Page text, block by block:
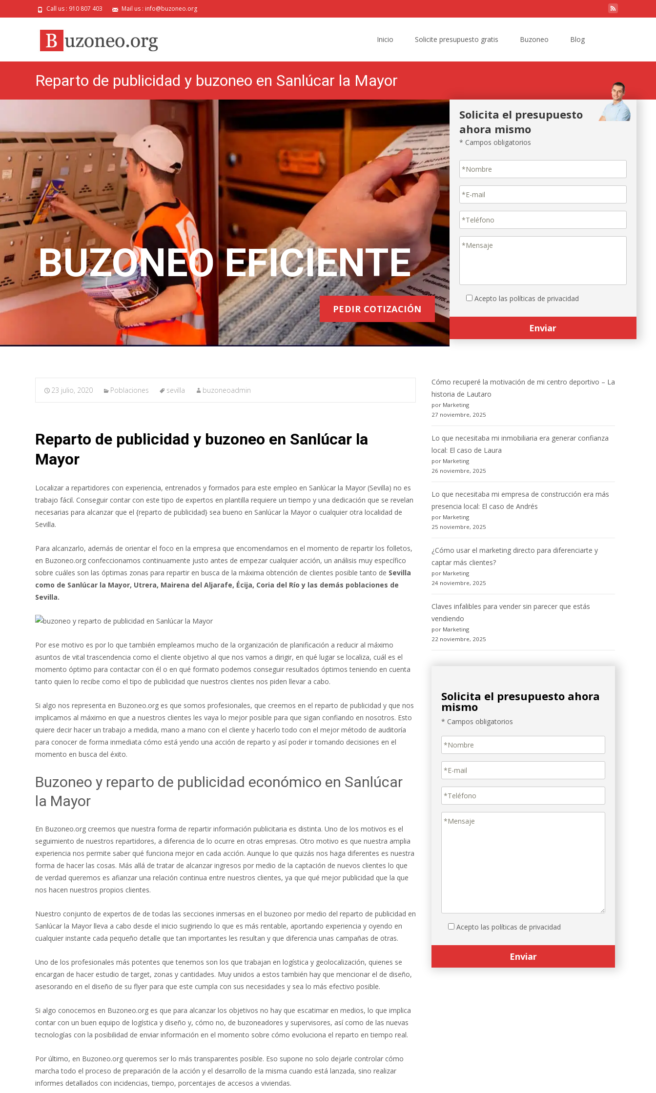
Call us : 910 807 403 Mail us : info@buzoneo.org
Inicio Solicite presupuesto gratis Buzoneo Blog
Reparto de publicidad y buzoneo en Sanlúcar la Mayor
BUZONEO EFICIENTE
PEDIR COTIZACIÓN
Solicita el presupuesto
ahora mismo
* Campos obligatorios
Acepto las políticas de privacidad
23 julio, 2020 Poblaciones sevilla buzoneoadmin
Reparto de publicidad y buzoneo en Sanlúcar la
Mayor
Localizar a repartidores con experiencia, entrenados y formados para este empleo en Sanlúcar la Mayor (Sevilla) no es
trabajo fácil. Conseguir contar con este tipo de expertos en plantilla requiere un tiempo y una dedicación que se revelan
necesarias para alcanzar que el {reparto de publicidad} sea bueno en Sanlúcar la Mayor o cualquier otra localidad de
Sevilla.
Para alcanzarlo, además de orientar el foco en la empresa que encomendamos en el momento de repartir los folletos,
en Buzoneo.org confeccionamos continuamente justo antes de empezar cualquier acción, un análisis muy específico
sobre cuáles son las óptimas zonas para repartir en busca de la máxima obtención de clientes posible tanto de Sevilla
como de Sanlúcar la Mayor, Utrera, Mairena del Aljarafe, Écija, Coria del Río y las demás poblaciones de
Sevilla.
Por ese motivo es por lo que también empleamos mucho de la organización de planificación a reducir al máximo
asuntos de vital trascendencia como el cliente objetivo al que nos vamos a dirigir, en qué lugar se localiza, cuál es el
momento óptimo para contactar con él o en qué formato podemos conseguir resultados óptimos teniendo en cuenta
tanto quien lo recibe como el tipo de publicidad que nuestros clientes nos piden llevar a cabo.
Si algo nos representa en Buzoneo.org es que somos profesionales, que creemos en el reparto de publicidad y que nos
implicamos al máximo en que a nuestros clientes les vaya lo mejor posible para que sigan confiando en nosotros. Esto
quiere decir hacer un trabajo a medida, mano a mano con el cliente y hacerlo todo con el mejor método de auditoría
para conocer de forma inmediata cómo está yendo una acción de reparto y así poder ir tomando decisiones en el
momento en busca del éxito.
Buzoneo y reparto de publicidad económico en Sanlúcar
la Mayor
En Buzoneo.org creemos que nuestra forma de repartir información publicitaria es distinta. Uno de los motivos es el
seguimiento de nuestros repartidores, a diferencia de lo ocurre en otras empresas. Otro motivo es que nuestra amplia
experiencia nos permite saber qué funciona mejor en cada acción. Aunque lo que quizás nos haga diferentes es nuestra
forma de hacer las cosas. Más allá de tratar de alcanzar ingresos por medio de la captación de nuevos clientes lo que
de verdad queremos es afianzar una relación continua entre nuestros clientes, ya que qué mejor publicidad que la que
nos hacen nuestros propios clientes.
Nuestro conjunto de expertos de de todas las secciones inmersas en el buzoneo por medio del reparto de publicidad en
Sanlúcar la Mayor lleva a cabo desde el inicio sugiriendo lo que es más rentable, aportando experiencia y oyendo en
cualquier instante cada pequeño detalle que tan importantes les resultan y que diferencia unas campañas de otras.
Uno de los profesionales más potentes que tenemos son los que trabajan en logística y geolocalización, quienes se
encargan de hacer estudio de target, zonas y cantidades. Muy unidos a estos también hay que mencionar el de diseño,
asesorando en el diseño de su flyer para que este cumpla con sus necesidades y sea lo más efectivo posible.
Si algo conocemos en Buzoneo.org es que para alcanzar los objetivos no hay que escatimar en medios, lo que implica
contar con un buen equipo de logística y diseño y, cómo no, de buzoneadores y supervisores, así como de las nuevas
tecnologías con la posibilidad de enviar información en el momento sobre cómo evoluciona el reparto en tiempo real.
Por último, en Buzoneo.org queremos ser lo más transparentes posible. Eso supone no solo dejarle controlar cómo
marcha todo el proceso de preparación de la acción y el desarrollo de la misma cuando está lanzada, sino realizar
informes detallados con incidencias, tiempo, porcentajes de accesos a viviendas.
Cómo recuperé la motivación de mi centro deportivo – La
historia de Lautaro
por Marketing
27 noviembre, 2025
Lo que necesitaba mi inmobiliaria era generar confianza
local: El caso de Laura
por Marketing
26 noviembre, 2025
Lo que necesitaba mi empresa de construcción era más
presencia local: El caso de Andrés
por Marketing
25 noviembre, 2025
¿Cómo usar el marketing directo para diferenciarte y
captar más clientes?
por Marketing
24 noviembre, 2025
Claves infalibles para vender sin parecer que estás
vendiendo
por Marketing
22 noviembre, 2025
Acepto las políticas de privacidad